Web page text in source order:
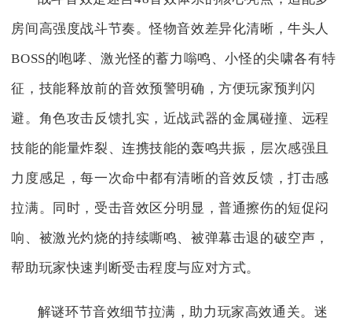
房间高强度战斗节奏。怪物音效差异化清晰，牛头人
BOSS的咆哮、激光怪的蓄力嗡鸣、小怪的尖啸各有特
征，技能释放前的音效预警明确，方便玩家预判闪
避。角色攻击反馈扎实，近战武器的金属碰撞、远程
技能的能量炸裂、连携技能的轰鸣共振，层次感强且
力度感足，每一次命中都有清晰的音效反馈，打击感
拉满。同时，受击音效区分明显，普通擦伤的短促闷
响、被激光灼烧的持续嘶鸣、被弹幕击退的破空声，
帮助玩家快速判断受击程度与应对方式。
解谜环节音效细节拉满，助力玩家高效通关。迷